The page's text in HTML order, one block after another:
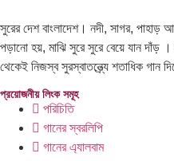
সুরের দেশ বাংলাদেশ। নদী, সাগর, পাহাড়
পড়ানো হয়, মাঝি সুরে সুরে বেয়ে যান দাঁড় ।
থেকেই নিজস্ব সুরস্বাতন্ত্র্যে শতাধিক গান
প্রয়োজনীয় লিংক সমূহ
পরিচিতি
গানের স্বরলিপি
গানের এ্যালবাম